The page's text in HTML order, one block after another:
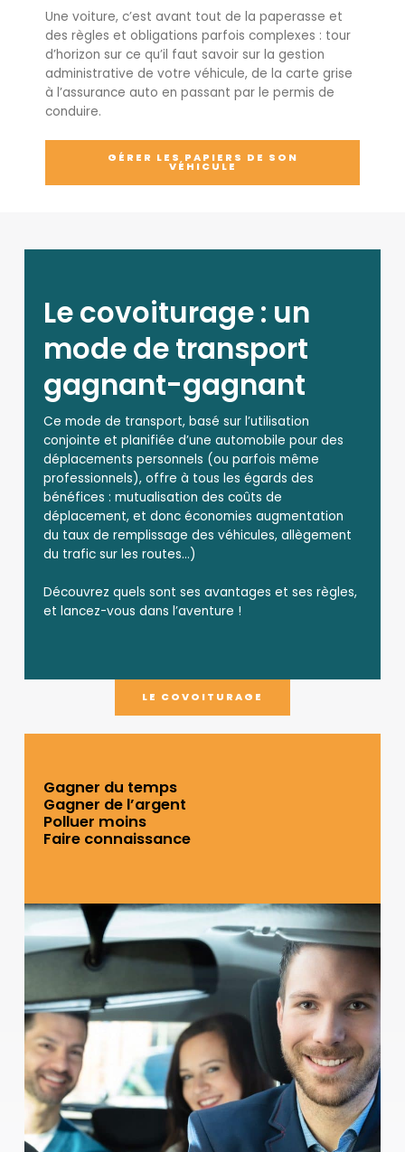
Une voiture, c’est avant tout de la paperasse et
des règles et obligations parfois complexes : tour
d’horizon sur ce qu’il faut savoir sur la gestion
administrative de votre véhicule, de la carte grise
à l’assurance auto en passant par le permis de
conduire.
GÉRER LES PAPIERS DE SON
VÉHICULE
Le covoiturage : un
mode de transport
gagnant-gagnant
Ce mode de transport, basé sur l’utilisation
conjointe et planifiée d’une automobile pour des
déplacements personnels (ou parfois même
professionnels), offre à tous les égards des
bénéfices : mutualisation des coûts de
déplacement, et donc économies augmentation
du taux de remplissage des véhicules, allègement
du trafic sur les routes…)
Découvrez quels sont ses avantages et ses règles,
et lancez-vous dans l’aventure !
LE COVOITURAGE
Gagner du temps
Gagner de l’argent
Polluer moins
Faire connaissance